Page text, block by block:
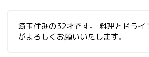
埼玉住みの32才です。 料理とドライ
がよろしくお願いいたします。